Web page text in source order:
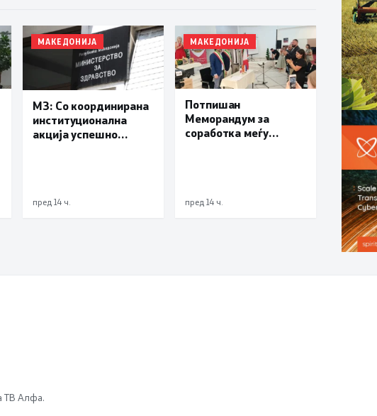
МАКЕДОНИЈА
МЗ: Со координирана
институционална
акција успешно
пред 14 ч.
МАКЕДОНИЈА
Потпишан
Меморандум за
соработка меѓу
пред 14 ч.
ТВ Алфа.